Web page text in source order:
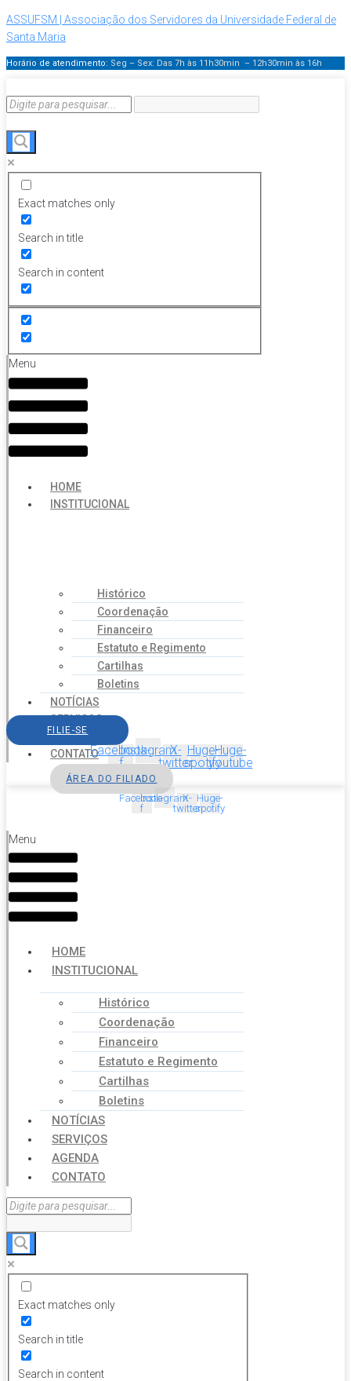
ASSUFSM | Associação dos Servidores da Universidade Federal de
Santa Maria
Horário de atendimento: Seg – Sex: Das 7h às 11h30min – 12h30min às 16h
Exact matches only
Search in title
Search in content
Menu
HOME
INSTITUCIONAL
Histórico
Coordenação
Financeiro
Estatuto e Regimento
Cartilhas
Boletins
NOTÍCIAS
SERVIÇOS
AGENDA
CONTATO
FILIE-SE
Facebook-
f
InstagramX-
twitter
Huge-
spotify
Huge-
youtube
ÁREA DO FILIADO
Facebook-
f
InstagramX-
twitter
Huge-
spotify
Menu
HOME
INSTITUCIONAL
Histórico
Coordenação
Financeiro
Estatuto e Regimento
Cartilhas
Boletins
NOTÍCIAS
SERVIÇOS
AGENDA
CONTATO
Exact matches only
Search in title
Search in content